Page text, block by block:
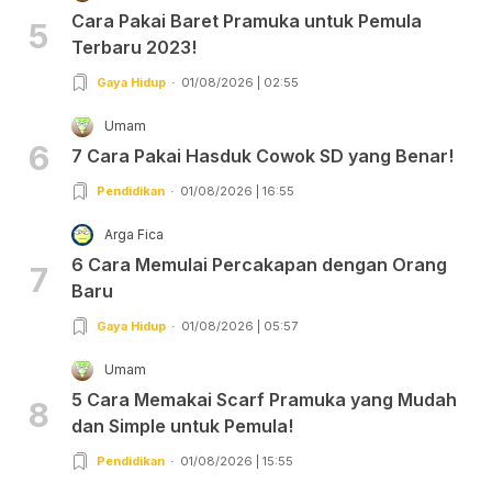
5
Cara Pakai Baret Pramuka untuk Pemula
Terbaru 2023!
Gaya Hidup 01/08/2026 | 02:55
6
Umam
7 Cara Pakai Hasduk Cowok SD yang Benar!
Pendidikan 01/08/2026 | 16:55
7
Arga Fica
6 Cara Memulai Percakapan dengan Orang
Baru
Gaya Hidup 01/08/2026 | 05:57
8
Umam
5 Cara Memakai Scarf Pramuka yang Mudah
dan Simple untuk Pemula!
Pendidikan 01/08/2026 | 15:55